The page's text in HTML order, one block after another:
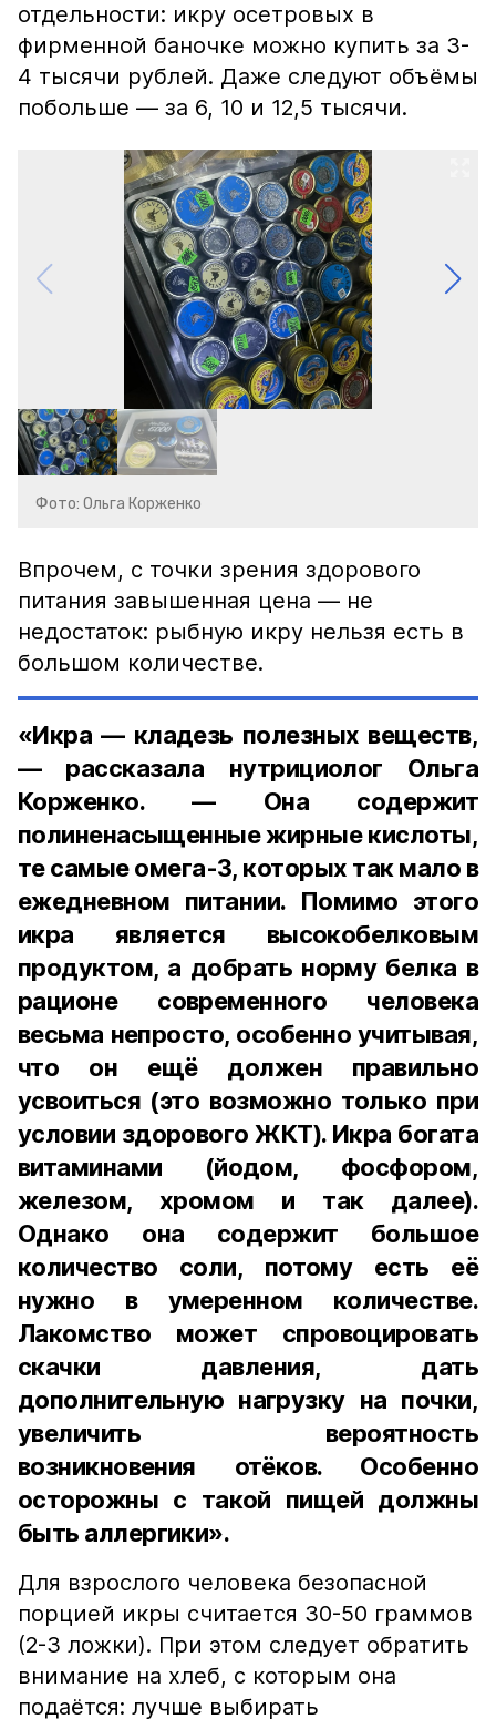
отдельности: икру осетровых в
фирменной баночке можно купить за 3-
4 тысячи рублей. Даже следуют объёмы
побольше — за 6, 10 и 12,5 тысячи.
Фото: Ольга Корженко
Впрочем, с точки зрения здорового
питания завышенная цена — не
недостаток: рыбную икру нельзя есть в
большом количестве.
«Икра — кладезь полезных веществ,
— рассказала нутрициолог Ольга
Корженко. — Она содержит
полиненасыщенные жирные кислоты,
те самые омега-3, которых так мало в
ежедневном питании. Помимо этого
икра является высокобелковым
продуктом, а добрать норму белка в
рационе современного человека
весьма непросто, особенно учитывая,
что он ещё должен правильно
усвоиться (это возможно только при
условии здорового ЖКТ). Икра богата
витаминами (йодом, фосфором,
железом, хромом и так далее).
Однако она содержит большое
количество соли, потому есть её
нужно в умеренном количестве.
Лакомство может спровоцировать
скачки давления, дать
дополнительную нагрузку на почки,
увеличить вероятность
возникновения отёков. Особенно
осторожны с такой пищей должны
быть аллергики».
Для взрослого человека безопасной
порцией икры считается 30-50 граммов
(2-3 ложки). При этом следует обратить
внимание на хлеб, с которым она
подаётся: лучше выбирать